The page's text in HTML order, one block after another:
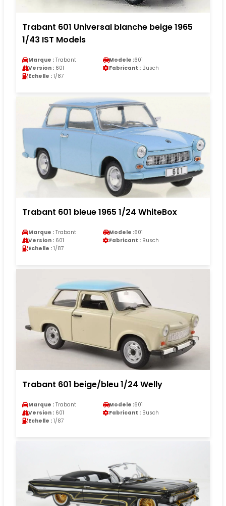
Trabant 601 Universal blanche beige 1965
1/43 IST Models
Marque : Trabant Modele :601
Version : 601 Fabricant : Busch
Echelle : 1/87
Trabant 601 bleue 1965 1/24 WhiteBox
Marque : Trabant Modele :601
Version : 601 Fabricant : Busch
Echelle : 1/87
Trabant 601 beige/bleu 1/24 Welly
Marque : Trabant Modele :601
Version : 601 Fabricant : Busch
Echelle : 1/87